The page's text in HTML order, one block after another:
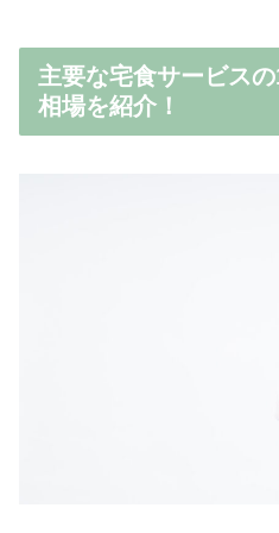
主要な宅食サービス
相場を紹介！